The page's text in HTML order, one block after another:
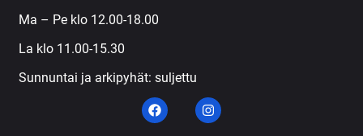
Ma – Pe klo 12.00-18.00
La klo 11.00-15.30
Sunnuntai ja arkipyhät: suljettu